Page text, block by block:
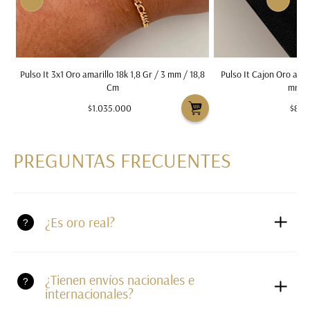
Pulso It 3x1 Oro amarillo 18k 1,8 Gr / 3 mm / 18,8
Cm
$1.035.000
Pulso It Cajon Oro
mm /
PREGUNTAS FRECUENTES
¿Es oro real?
¿Tienen envíos nacionales e
internacionales?